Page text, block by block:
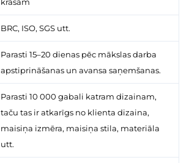
BRC, ISO, SGS utt.
Parasti 15–20 dienas pēc mākslas darba
apstiprināšanas un avansa saņemšanas.
Parasti 10 000 gabali katram dizainam,
taču tas ir atkarīgs no klienta dizaina,
maisiņa izmēra, maisiņa stila, materiāla
utt.